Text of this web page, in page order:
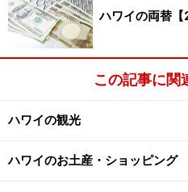
ハワイの両替【
この記事に関
ハワイの観光
ハワイのお土産・ショッピング